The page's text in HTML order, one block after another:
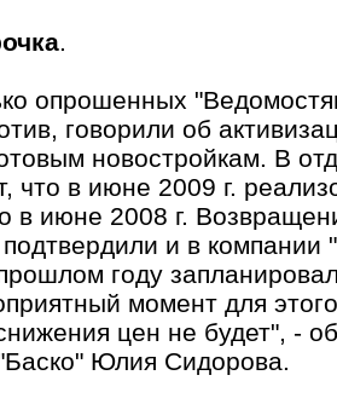
.
опрошенных
говорили об
новостройкам. В
что в июне 2009 г.
в июне 2008 г.
и в компании
году
момент для
цен не будет", -
Юлия Сидорова.